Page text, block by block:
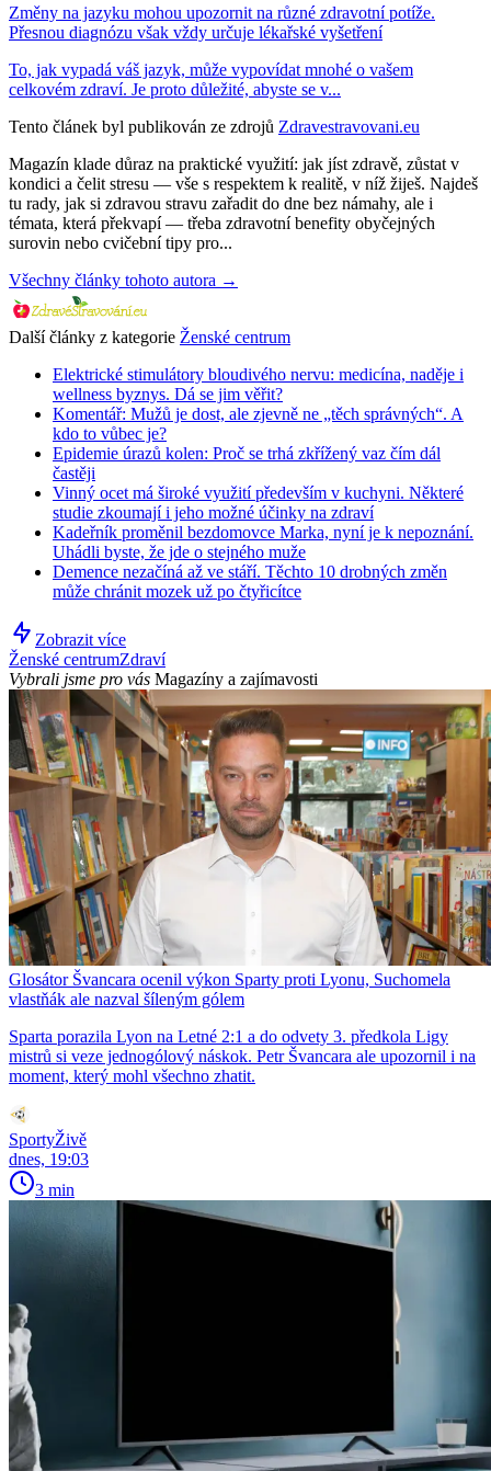
Změny na jazyku mohou upozornit na různé zdravotní potíže.
Přesnou diagnózu však vždy určuje lékařské vyšetření
To, jak vypadá váš jazyk, může vypovídat mnohé o vašem
celkovém zdraví. Je proto důležité, abyste se v...
Tento článek byl publikován ze zdrojů Zdravestravovani.eu
Magazín klade důraz na praktické využití: jak jíst zdravě, zůstat v
kondici a čelit stresu — vše s respektem k realitě, v níž žiješ. Najdeš
tu rady, jak si zdravou stravu zařadit do dne bez námahy, ale i
témata, která překvapí — třeba zdravotní benefity obyčejných
surovin nebo cvičební tipy pro...
Všechny články tohoto autora →
Další články z kategorie Ženské centrum
Elektrické stimulátory bloudivého nervu: medicína, naděje i
wellness byznys. Dá se jim věřit?
Komentář: Mužů je dost, ale zjevně ne „těch správných“. A
kdo to vůbec je?
Epidemie úrazů kolen: Proč se trhá zkřížený vaz čím dál
častěji
Vinný ocet má široké využití především v kuchyni. Některé
studie zkoumají i jeho možné účinky na zdraví
Kadeřník proměnil bezdomovce Marka, nyní je k nepoznání.
Uhádli byste, že jde o stejného muže
Demence nezačíná až ve stáří. Těchto 10 drobných změn
může chránit mozek už po čtyřicítce
Zobrazit více
Ženské centrumZdraví
Vybrali jsme pro vás Magazíny a zajímavosti
Glosátor Švancara ocenil výkon Sparty proti Lyonu, Suchomela
vlastňák ale nazval šíleným gólem
Sparta porazila Lyon na Letné 2:1 a do odvety 3. předkola Ligy
mistrů si veze jednogólový náskok. Petr Švancara ale upozornil i na
moment, který mohl všechno zhatit.
SportyŽivě
dnes, 19:03
3 min